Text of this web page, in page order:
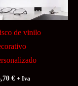
de vinilo
€ + Iva